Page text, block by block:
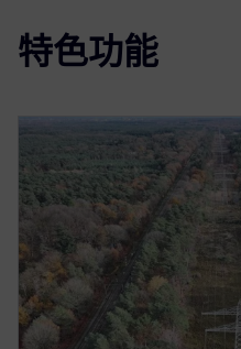
特色功能